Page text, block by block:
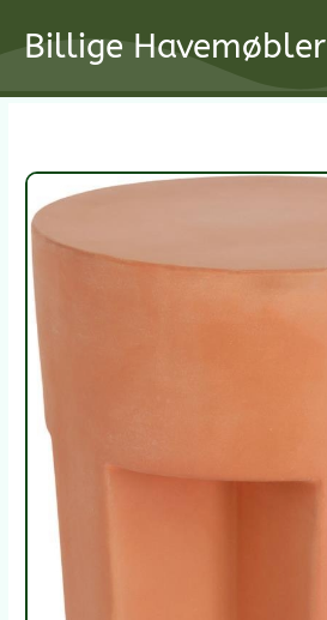
Billige Havemøbler